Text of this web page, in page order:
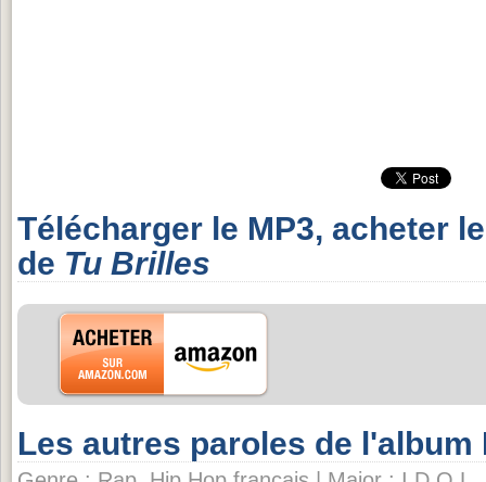
Télécharger le MP3, acheter
de Tu Brilles
Les autres paroles de l'album